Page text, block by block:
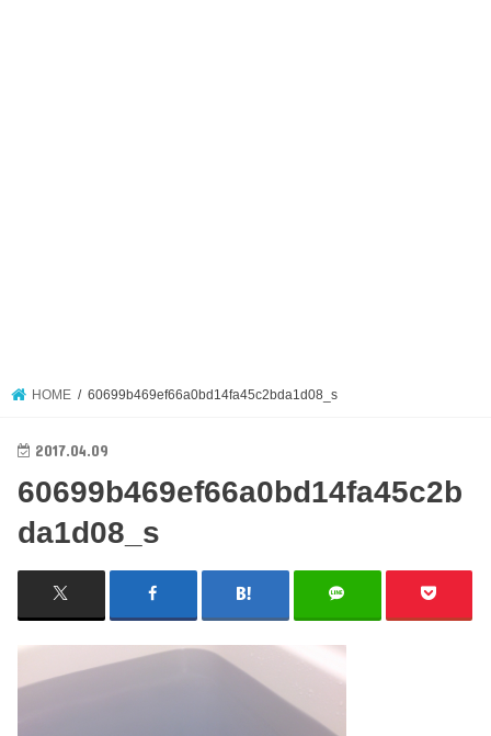
HOME 60699b469ef66a0bd14fa45c2bda1d08_s
2017.04.09
60699b469ef66a0bd14fa45c2b
da1d08_s